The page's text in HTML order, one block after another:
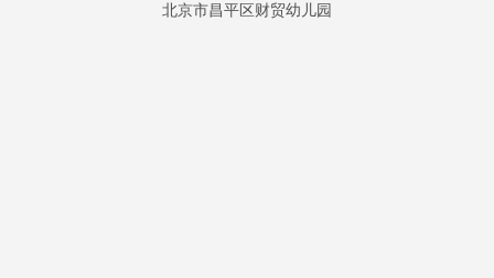
北京市昌平区财贸幼儿园